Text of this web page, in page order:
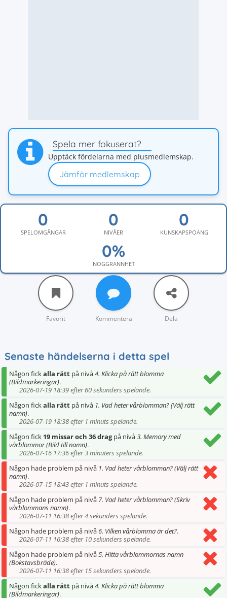
Spela mer fokuserat?
Upptäck fördelarna med plusmedlemskap.
Jämför medlemskap
SPELOMGÅNGAR NIVÅER KUNSKAPSPOÄNG
NOGGRANNHET
Favorit Kommentera Dela
Senaste händelserna i detta spel
Någon fickalla rätt på nivå4. Klicka på rätt blomma
(Bildmarkeringar).
2026-07-19 18:39 efter 60 sekunders spelande.
Någon fickalla rätt på nivå 1. Vad heter vårblomman? (Välj rätt
namn).
2026-07-19 18:38 efter 1 minuts spelande.
Någon fick 19 missar och 36 dragpå nivå3. Memory med
vårblommor (Bild till namn).
2026-07-16 17:36 efter 3 minuters spelande.
Någon hade problem på nivå 1. Vad heter vårblomman? (Välj rätt
namn).
2026-07-15 18:43 efter 1 minuts spelande.
Någon hade problem på nivå 7. Vad heter vårblomman? (Skriv
vårblommans namn).
2026-07-11 16:38 efter 4 sekunders spelande.
Någon hade problem på nivå6. Vilken vårblomma är det?.
2026-07-11 16:38 efter 10 sekunders spelande.
Någon hade problem på nivå5. Hitta vårblommornas namn
(Bokstavsbräde).
2026-07-11 16:38 efter 15 sekunders spelande.
Någon fickalla rätt på nivå4. Klicka på rätt blomma
(Bildmarkeringar).